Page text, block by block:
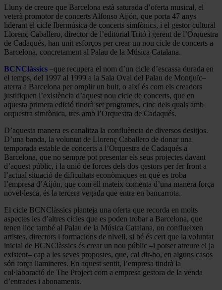
Lluny de creure que Barcelona està saturada d’oferta musical, el
veterà promotor de concerts Alfonso Aijón, que porta 47 anys
liderant el cicle Ibermúsica de concerts simfònics, i el gestor cultural
Llorenç Caballero, director de l’editorial Tritó i gerent de l’Orquestra
de Cadaqués, han unit esforços per crear un nou cicle de concerts a
Barcelona, concretament al Palau de la Música Catalana.
BCNClàssics –que recupera el nom d’un cicle d’escassa durada en
el temps, del 1997 al 1999 a la Sala Oval del Palau de Montjuïc–
aterra a Barcelona per omplir un buit, o així és com els creadors
justifiquen l’existència d’aquest nou cicle de concerts, que en
aquesta primera edició tindrà set programes, cinc dels quals amb
orquestra simfònica, tres amb l’Orquestra de Cadaqués.
D’aquesta manera es canalitza la confluència de diversos desitjos.
D’una banda, la voluntat de Llorenç Caballero de donar una
temporada estable de concerts a l’Orquestra de Cadaqués a
Barcelona, que no sempre pot presentar els seus projectes davant
d’aquest públic, i la unió de forces dels dos gestors per fer front a
l’actual situació de dificultats econòmiques en què es troba
l’empresa d’Aijón, que com ell mateix comenta d’una manera força
novel·lesca, és la tercera vegada que entra en bancarrota.
El cicle BCNClàssics planteja una oferta que recorda en molts
aspectes les d’altres cicles que es poden trobar a Barcelona, que
tenen lloc també al Palau de la Música Catalana, on conflueixen
artistes, directors i formacions de nivell, si bé és cert que la voluntat
inicial de BCNClàssics és crear un nou públic –i potser atreure el ja
existent– cap a les seves propostes, que, cal dir-ho, en alguns casos
són força llamineres. En aquest sentit, l’empresa tindrà la
col·laboració de The Project com a empresa gestora de la venda
d’entrades i abonaments.